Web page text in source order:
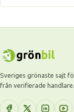
Sveriges grönaste sajt
från verifierade handlare.